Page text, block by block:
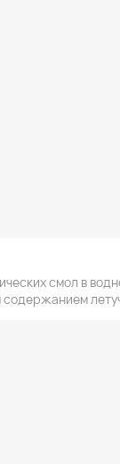
смол в
содержанием